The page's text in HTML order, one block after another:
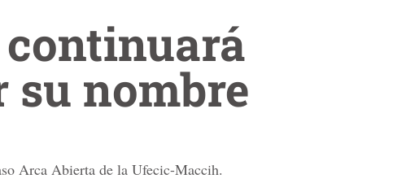
su nombre
Arca Abierta de la Ufecic-Maccih.